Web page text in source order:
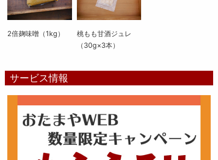
2倍麹味噌（1kg）
桃もも甘酒ジュレ
（30g×3本）
サービス情報